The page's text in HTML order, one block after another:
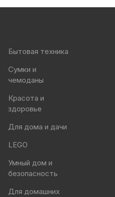
Бытовая техника
Сумки и
чемоданы
Красота и
здоровье
Для дома и дачи
LEGO
Умный дом и
безопасность
Для домашних